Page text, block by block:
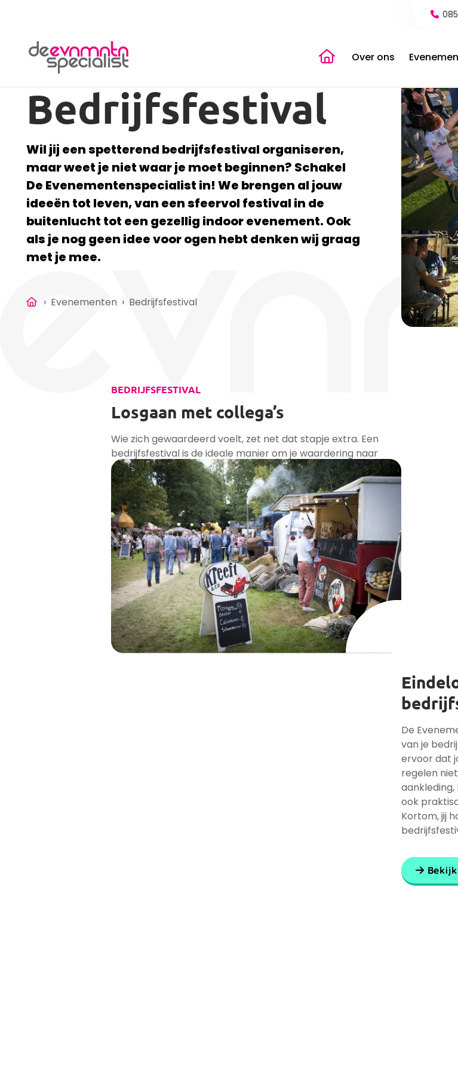
Naar de homepagina
Over ons
Bedrijfsfestival
Wil jij een spetterend bedrijfsfestival organiseren,
maar weet je niet waar je moet beginnen? Schakel
De Evenementenspecialist in! We brengen al jouw
ideeën tot leven, van een sfeervol festival in de
buitenlucht tot een gezellig indoor evenement. Ook
als je nog geen idee voor ogen hebt denken wij graag
met je mee.
› Evenementen › Bedrijfsfestival
BEDRIJFSFESTIVAL
Losgaan met collega’s
Wie zich gewaardeerd voelt, zet net dat stapje extra. Een
bedrijfsfestival is de ideale manier om je waardering naar
medewerkers uit te spreken. Het resultaat van deze
onvergetelijke ervaring? Meer betrokkenheid, meer motivatie
en een team dat vol energie werkt aan het succes van jouw
organisatie.
Bekijk alle projecten
De
van je
ervoor dat
regelen
ook
Kortom, jij